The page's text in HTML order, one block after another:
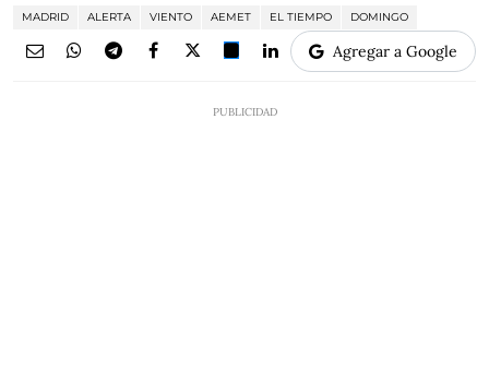
MADRID ALERTA VIENTO AEMET EL TIEMPO DOMINGO
Agregar a Google